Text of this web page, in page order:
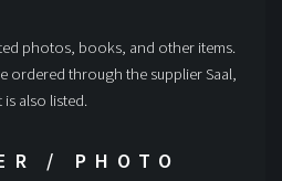
photos, books, and other items.
ordered through the supplier Saal,
also listed.
/ PHOTO